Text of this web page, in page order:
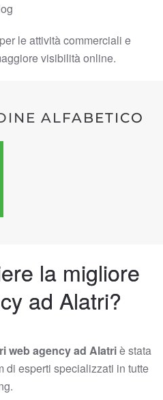
le attività commerciali e
visibilità online.
ALFABETICO
la migliore
ad Alatri?
web agency ad Alatriè stata
di esperti specializzati in tutte